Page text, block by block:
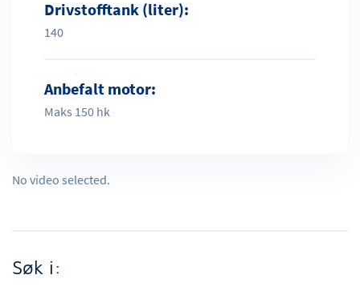
Drivstofftank (liter):
140
Anbefalt motor:
Maks 150 hk
No video selected.
Søk i: